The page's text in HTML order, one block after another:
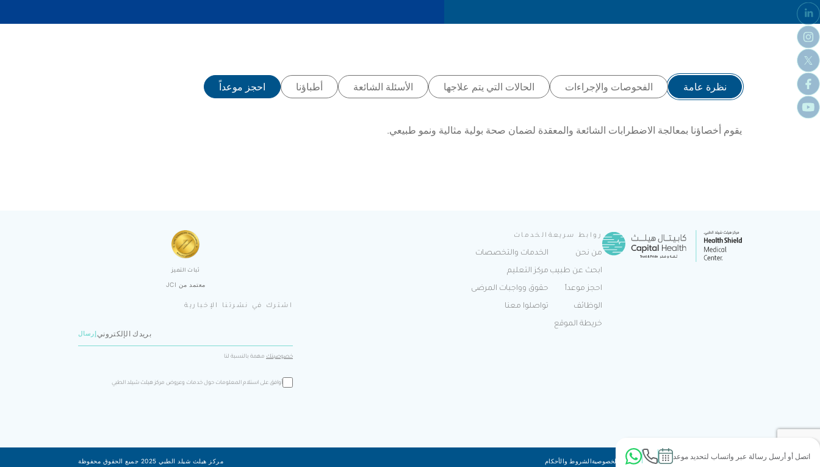
نظرة عامة الفحوصات والإجراءات الحالات التي يتم علاجها الأسئلة الشائعة أطباؤنا احجز موعداً
يقوم أخصاؤنا بمعالجة الاضطرابات الشائعة والمعقدة لضمان صحة بولية مثالية ونمو طبيعي.
اتصل أو أرسل رسالة عبر واتساب لتحديد موعد
روابط سريعة
من نحن
ابحث عن طبيب
احجز موعداً
الوظائف
خريطة الموقع
الخدمات
الخدمات والتخصصات
مركز التعليم
حقوق وواجبات المرضى
تواصلوا معنا
اشترك في نشرتنا الإخبارية
خصوصيتك مهمة بالنسبة لنا
أوافق على استلام المعلومات حول خدمات وعروض مركز هيلث شيلد الطبي
ثبات التميز
معتمد من JCI
سياسة ملفات تعريف الارتباط (الكوكيز)سياسة الخصوصيةالشروط والأحكام مركز هيلث شيلد الطبي 2025 جميع الحقوق محفوظة